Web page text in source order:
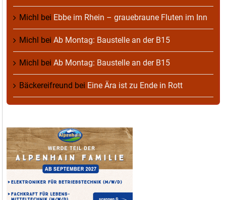
Michl bei Ebbe im Rhein – grauebraune Fluten im Inn
Michl bei Ab Montag: Baustelle an der B15
Michl bei Ab Montag: Baustelle an der B15
Bäckereifreund bei Eine Ära ist zu Ende in Rott